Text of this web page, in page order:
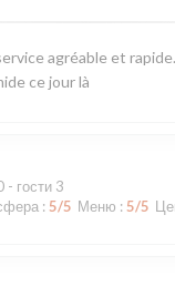
agréable et
ce jour là
- гости 3
: 5/5 Меню : 5/5